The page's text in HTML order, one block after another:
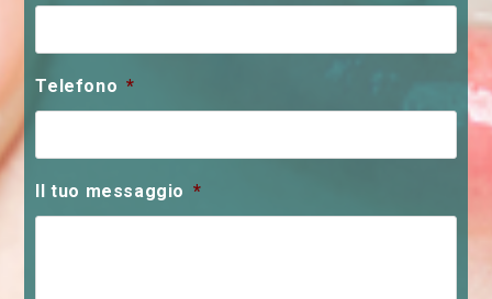
Telefono *
Il tuo messaggio *